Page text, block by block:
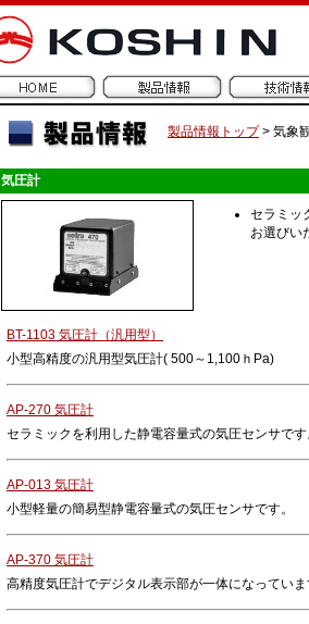
製品情報トップ > 気象
気圧計
セラミッ
お選びい
BT-1103 気圧計（汎用型）
小型高精度の汎用型気圧計( 500～1,100ｈPa)
AP-270 気圧計
セラミックを利用した静電容量式の気圧センサで
AP-013 気圧計
小型軽量の簡易型静電容量式の気圧センサです。
AP-370 気圧計
高精度気圧計でデジタル表示部が一体になってい